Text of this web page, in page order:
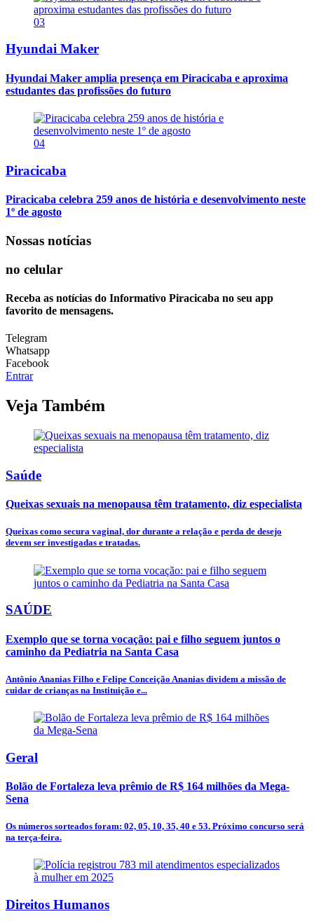
03
Hyundai Maker
Hyundai Maker amplia presença em Piracicaba e aproxima
estudantes das profissões do futuro
04
Piracicaba
Piracicaba celebra 259 anos de história e desenvolvimento neste
1º de agosto
Nossas notícias
no celular
Receba as notícias do Informativo Piracicaba no seu app
favorito de mensagens.
Telegram
Whatsapp
Facebook
Entrar
Veja Também
Saúde
Queixas sexuais na menopausa têm tratamento, diz especialista
Queixas como secura vaginal, dor durante a relação e perda de desejo
devem ser investigadas e tratadas.
SAÚDE
Exemplo que se torna vocação: pai e filho seguem juntos o
caminho da Pediatria na Santa Casa
Antônio Ananias Filho e Felipe Conceição Ananias dividem a missão de
cuidar de crianças na Instituição e...
Geral
Bolão de Fortaleza leva prêmio de R$ 164 milhões da Mega-
Sena
Os números sorteados foram: 02, 05, 10, 35, 40 e 53. Próximo concurso será
na terça-feira.
Direitos Humanos